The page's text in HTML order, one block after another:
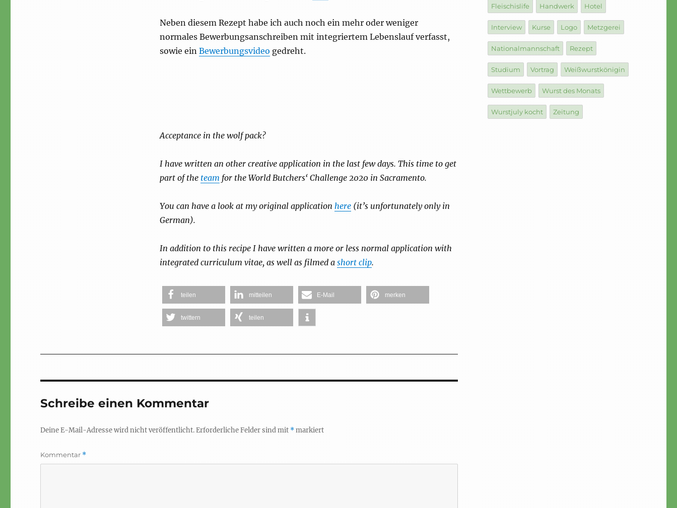
Neben diesem Rezept habe ich auch noch ein mehr oder weniger
normales Bewerbungsanschreiben mit integriertem Lebenslauf verfasst,
sowie ein Bewerbungsvideo gedreht.
Acceptance in the wolf pack?
I have written an other creative application in the last few days. This time to get
part of the team for the World Butchers‘ Challenge 2020 in Sacramento.
You can have a look at my original application here(it’s unfortunately only in
German).
In addition to this recipe I have written a more or less normal application with
integrated curriculum vitae, as well as filmed a short clip.
teilen mitteilen E-Mail merken
twittern teilen
Schreibe einen Kommentar
Deine E-Mail-Adresse wird nicht veröffentlicht.Erforderliche Felder sind mit *markiert
Kommentar *
Fleischislife Handwerk Hotel
Interview Kurse Logo Metzgerei
Nationalmannschaft Rezept
Studium Vortrag Weißwurstkönigin
Wettbewerb Wurst des Monats
Wurstjuly kocht Zeitung